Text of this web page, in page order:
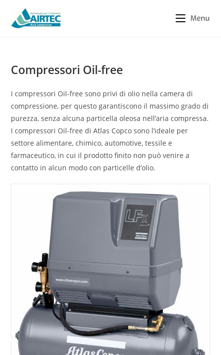
Menu
Compressori Oil-free
I compressori Oil-free sono privi di olio nella camera di
compressione, per questo garantiscono il massimo grado di
purezza, senza alcuna particella oleosa nell’aria compressa.
I compressori Oil-free di Atlas Copco sono l’ideale per
settore alimentare, chimico, automotive, tessile e
farmaceutico, in cui il prodotto finito non può venire a
contatto in alcun modo con particelle d’olio.